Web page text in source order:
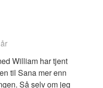
William har tjent
til Sana mer enn
Så selv om jeg